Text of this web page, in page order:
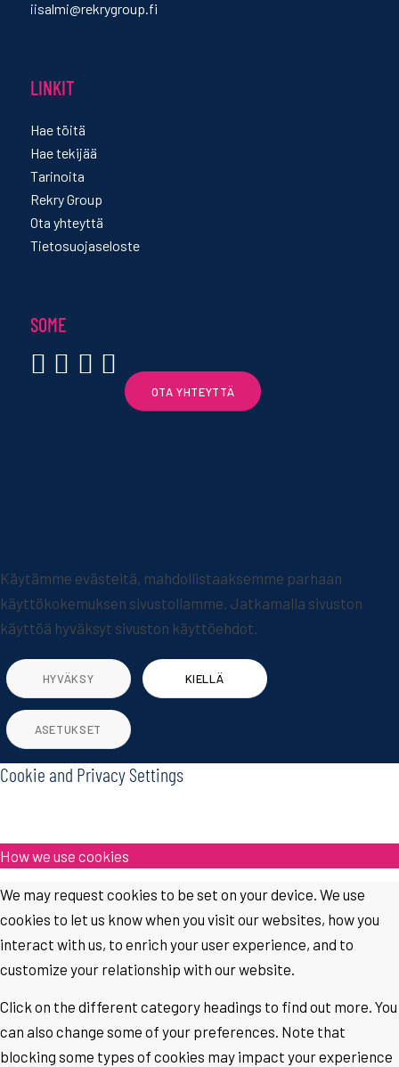
iisalmi@rekrygroup.fi
LINKIT
Hae töitä
Hae tekijää
Tarinoita
Rekry Group
Ota yhteyttä
Tietosuojaseloste
SOME
OTA YHTEYTTÄ
Käytämme evästeitä, mahdollistaaksemme parhaan
käyttökokemuksen sivustollamme. Jatkamalla sivuston
käyttöä hyväksyt sivuston käyttöehdot.
HYVÄKSY KIELLÄ
ASETUKSET
Cookie and Privacy Settings
How we use cookies
We may request cookies to be set on your device. We use
cookies to let us know when you visit our websites, how you
interact with us, to enrich your user experience, and to
customize your relationship with our website.
Click on the different category headings to find out more. You
can also change some of your preferences. Note that
blocking some types of cookies may impact your experience